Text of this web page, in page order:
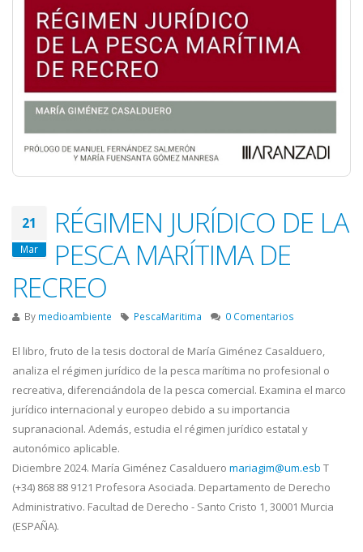
21
Mar
RÉGIMEN JURÍDICO DE LA
PESCA MARÍTIMA DE
RECREO
By medioambiente PescaMaritima 0 Comentarios
El libro, fruto de la tesis doctoral de María Giménez Casalduero,
analiza el régimen jurídico de la pesca marítima no profesional o
recreativa, diferenciándola de la pesca comercial. Examina el marco
jurídico internacional y europeo debido a su importancia
supranacional. Además, estudia el régimen jurídico estatal y
autonómico aplicable.
Diciembre 2024. María Giménez Casalduero mariagim@um.esb T
(+34) 868 88 9121 Profesora Asociada. Departamento de Derecho
Administrativo. Facultad de Derecho - Santo Cristo 1, 30001 Murcia
(ESPAÑA).